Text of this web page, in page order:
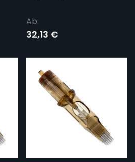
Ab:
32,13 €